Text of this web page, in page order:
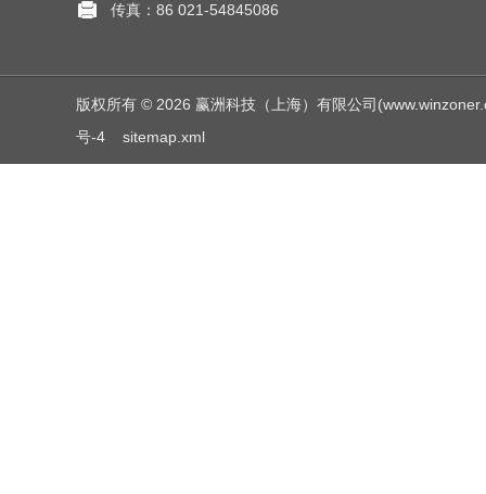
传真：86 021-54845086
版权所有 © 2026 赢洲科技（上海）有限公司
号-4
sitemap.xml